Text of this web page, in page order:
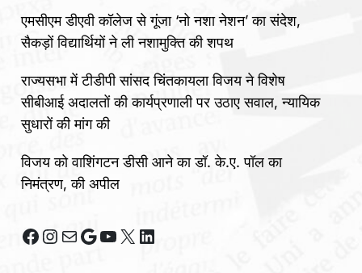
एमसीएम डीएवी कॉलेज से गूंजा ‘नो नशा नेशन’ का संदेश,
सैकड़ों विद्यार्थियों ने ली नशामुक्ति की शपथ
राज्यसभा में टीडीपी सांसद चिंतकायला विजय ने विशेष
सीबीआई अदालतों की कार्यप्रणाली पर उठाए सवाल, न्यायिक
सुधारों की मांग की
विजय को वाशिंगटन डीसी आने का डॉ. के.ए. पॉल का
निमंत्रण, की अपील
Facebook
Instagram
MailGoogle
YouTube
X LinkedIn